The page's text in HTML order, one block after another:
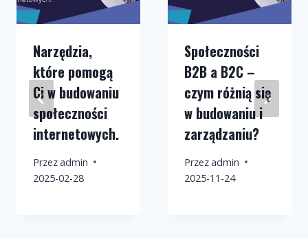
Narzędzia,
które pomogą
Ci w budowaniu
społeczności
internetowych.
Przezadmin
2025-02-28
Społeczności
B2B a B2C –
czym różnią się
w budowaniu i
zarządzaniu?
Przezadmin
2025-11-24